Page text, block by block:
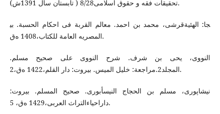
تحقیقات فقه و حقوق اسلامی8/28 ( تابستان سال 1391ش).
قرشی، محمد بن احمد. معالم القربة فی احکام الحسبة. بی‎جا: الهئیة
المصریه العامة للکتاب،1408 ه‌ق.
النووی، یحی بن شرف. شرح النووی علی صحیح مسلم.
المجلد2.مراجعة: خلیل المیس. بیروت: دار القلم،1422 ه‌ق،2.
نیشاپوری، مسلم بن الحجاج النیسأبوری. صحیح المسلم. بیروت:
داراحیاءالتراث العربی،1429 ه‌ق، 5.